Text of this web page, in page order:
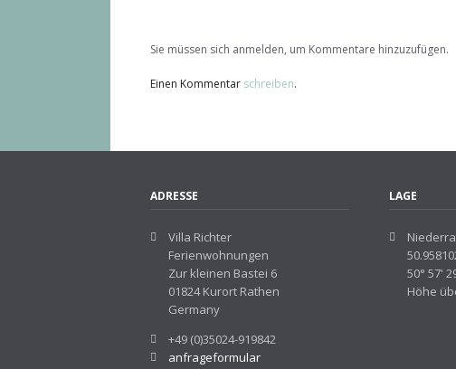
Sie müssen sich anmelden, um Kommentare hinzuzufügen.
Einen Kommentar schreiben.
ADRESSE
Villa Richter
Ferienwohnungen
Zur kleinen Bastei 6
01824 Kurort Rathen
Germany
+49 (0)35024-919842
anfrageformular
LAGE
50° 57'
Höhe